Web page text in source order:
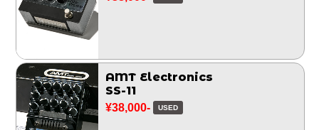
AMT Electronics
SS-11
¥38,000- USED